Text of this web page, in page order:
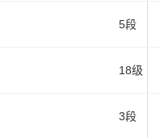
5段
18级
3段